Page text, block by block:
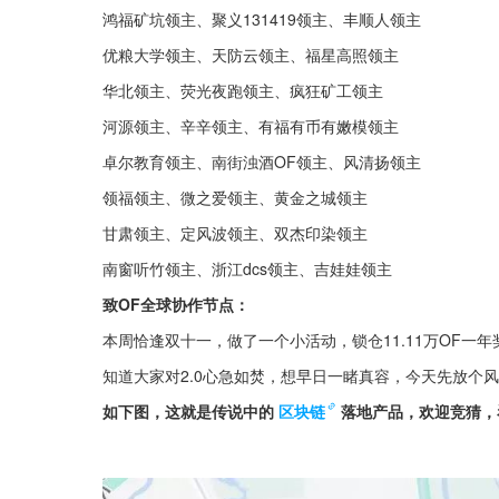
鸿福矿坑领主、聚义131419领主、丰顺人领主
优粮大学领主、天防云领主、福星高照领主
华北领主、荧光夜跑领主、疯狂矿工领主
河源领主、辛辛领主、有福有币有嫩模领主
卓尔教育领主、南街浊酒OF领主、风清扬领主
领福领主、微之爱领主、黄金之城领主
甘肃领主、定风波领主、双杰印染领主
南窗听竹领主、浙江dcs领主、吉娃娃领主
致OF全球协作节点：
本周恰逢双十一，做了一个小活动，锁仓11.11万OF一
知道大家对2.0心急如焚，想早日一睹真容，今天先放个
如下图，这就是传说中的 区块链 落地产品，欢迎竞猜